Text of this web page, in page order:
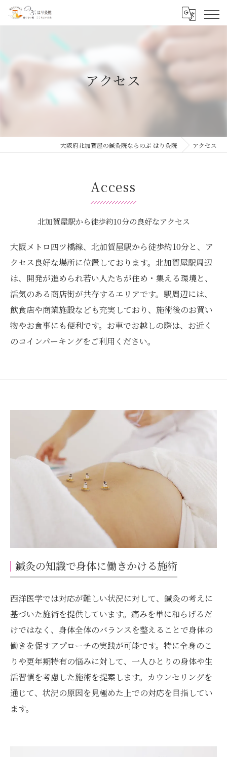
アクセス
大阪府北加賀屋の鍼灸院ならのぶ はり灸院 アクセス
北加賀屋駅から徒歩約10分の良好なアクセス
Access
大阪メトロ四ツ橋線、北加賀屋駅から徒歩約10分と、ア
クセス良好な場所に位置しております。北加賀屋駅周辺
は、開発が進められ若い人たちが住め・集える環境と、
活気のある商店街が共存するエリアです。駅周辺には、
飲食店や商業施設なども充実しており、施術後のお買い
物やお食事にも便利です。お車でお越しの際は、お近く
のコインパーキングをご利用ください。
鍼灸の知識で身体に働きかける施術
西洋医学では対応が難しい状況に対して、鍼灸の考えに
基づいた施術を提供しています。痛みを単に和らげるだ
けではなく、身体全体のバランスを整えることで身体の
働きを促すアプローチの実践が可能です。特に全身のこ
りや更年期特有の悩みに対して、一人ひとりの身体や生
活習慣を考慮した施術を提案します。カウンセリングを
通じて、状況の原因を見極めた上での対応を目指してい
ます。